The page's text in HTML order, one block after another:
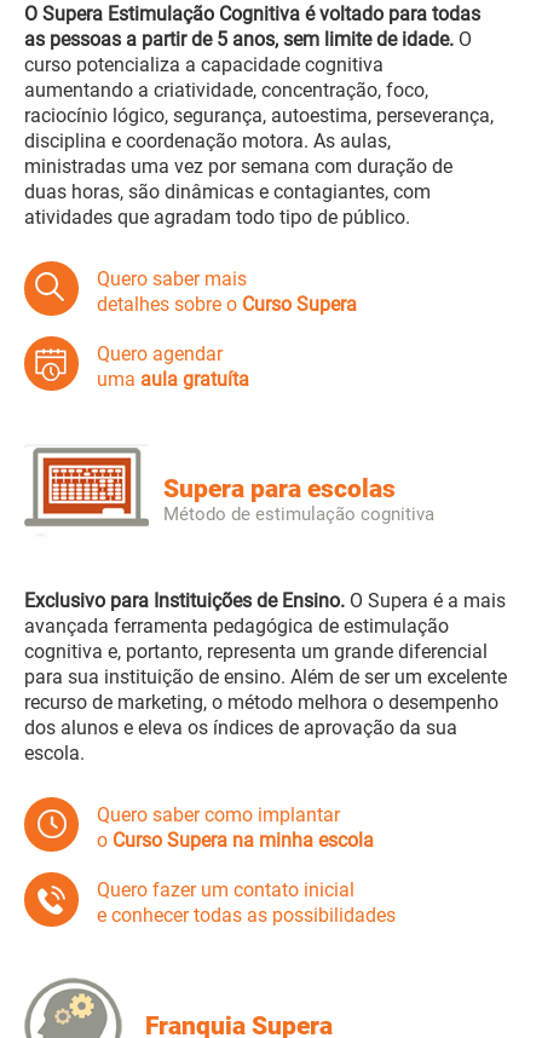
O Supera Estimulação Cognitiva é voltado para todas
as pessoas a partir de 5 anos, sem limite de idade. O
curso potencializa a capacidade cognitiva
aumentando a criatividade, concentração, foco,
raciocínio lógico, segurança, autoestima, perseverança,
disciplina e coordenação motora. As aulas,
ministradas uma vez por semana com duração de
duas horas, são dinâmicas e contagiantes, com
atividades que agradam todo tipo de público.
Quero saber mais
detalhes sobre o Curso Supera
Quero agendar
uma aula gratuíta
Supera para escolas
Método de estimulação cognitiva
Exclusivo para Instituições de Ensino. O Supera é a mais
avançada ferramenta pedagógica de estimulação
cognitiva e, portanto, representa um grande diferencial
para sua instituição de ensino. Além de ser um excelente
recurso de marketing, o método melhora o desempenho
dos alunos e eleva os índices de aprovação da sua
escola.
Quero saber como implantar
o Curso Supera na minha escola
Quero fazer um contato inicial
e conhecer todas as possibilidades
Franquia Supera